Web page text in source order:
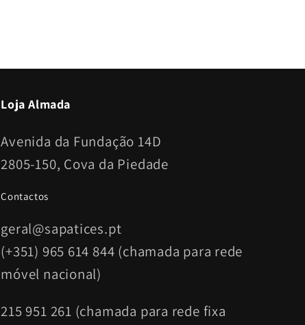
Loja Almada
Avenida da Fundação 14D
2805-150, Cova da Piedade
Contactos
geral@sapatices.pt
(+351) 965 614 844 (chamada para rede
móvel nacional)
215 951 261 (chamada para rede fixa